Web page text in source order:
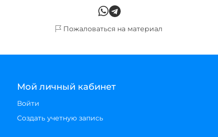
Пожаловаться на материал
Мой личный кабинет
Войти
Создать учетную запись